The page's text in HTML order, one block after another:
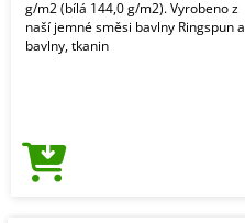
g/m2 (bílá 144,0 g/m2). Vyrobeno z
naší jemné směsi bavlny Ringspun a
bavlny, tkanin